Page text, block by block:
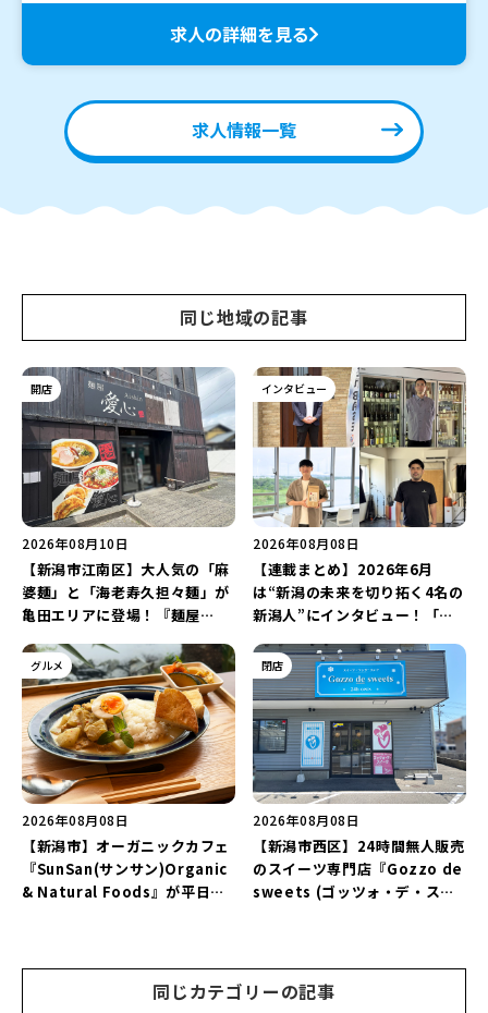
求人の詳細を見る
求人情報一覧
同じ地域の記事
開店
2026年08月10日
【新潟市江南区】大人気の「麻
婆麺」と「海老寿久担々麺」が
亀田エリアに登場！『麺屋
プン予定♪
インタビュー
2026年08月08日
【連載まとめ】2026年6月
は“新潟の未来を切り拓く4名の
新潟人”にインタビュー！「学
トグラファー」など要チェック
♪
グルメ
2026年08月08日
【新潟市】オーガニックカフェ
『SunSan(サンサン)Organic
& Natural Foods』が平日ラ
レートランチ」を実食レポート
閉店
2026年08月08日
【新潟市西区】24時間無人販売
のスイーツ専門店『Gozzo de
sweets (ゴッツォ・デ・スイ
同じカテゴリーの記事